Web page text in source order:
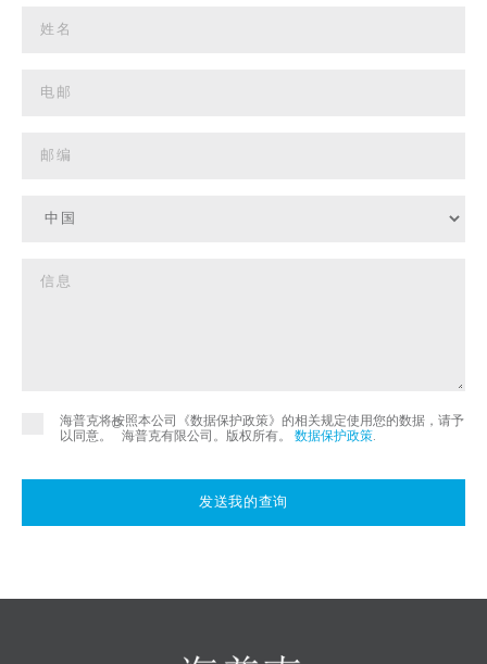
海普克将按照本公司《数据保护政策》的相关规定使用您的数据，请予
以同意。
©
海普克有限公司。版权所有。 数据保护政策.
发送我的查询